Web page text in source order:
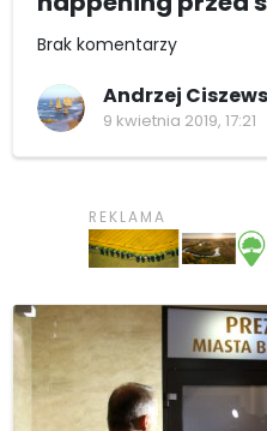
Brak komentarzy
Andrzej
9 kwietnia 2019, 17:21